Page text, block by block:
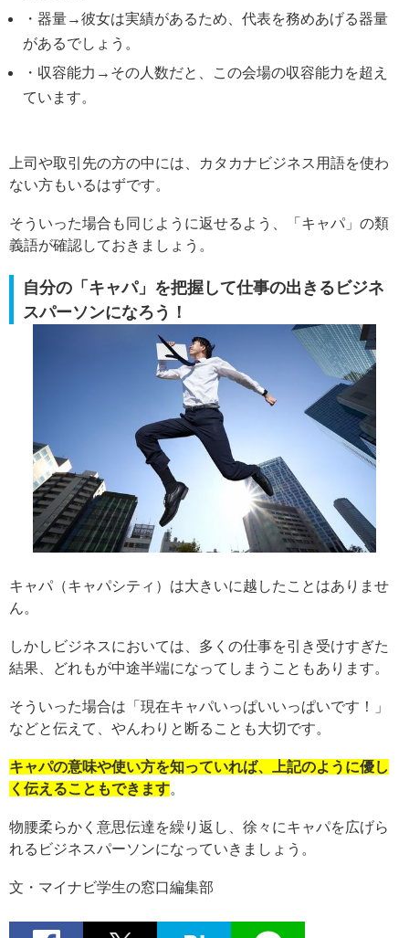
・器量→彼女は実績があるため、代表を務めあげる器量
があるでしょう。
・収容能力→その人数だと、この会場の収容能力を超え
ています。
上司や取引先の方の中には、カタカナビジネス用語を使わ
ない方もいるはずです。
そういった場合も同じように返せるよう、「キャパ」の類
義語が確認しておきましょう。
自分の「キャパ」を把握して仕事の出きるビジネ
スパーソンになろう！
キャパ（キャパシティ）は大きいに越したことはありませ
ん。
しかしビジネスにおいては、多くの仕事を引き受けすぎた
結果、どれもが中途半端になってしまうこともあります。
そういった場合は「現在キャパいっぱいいっぱいです！」
などと伝えて、やんわりと断ることも大切です。
キャパの意味や使い方を知っていれば、上記のように優し
く伝えることもできます。
物腰柔らかく意思伝達を繰り返し、徐々にキャパを広げら
れるビジネスパーソンになっていきましょう。
文・マイナビ学生の窓口編集部